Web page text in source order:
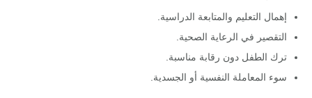
إهمال التعليم والمتابعة الدراسية.
التقصير في الرعاية الصحية.
ترك الطفل دون رقابة مناسبة.
سوء المعاملة النفسية أو الجسدية.